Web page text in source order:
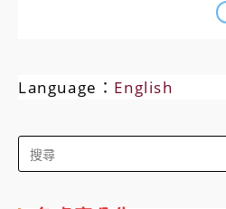
Language： English
Search
for: